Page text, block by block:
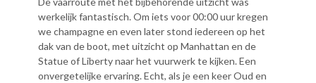
werkelijk fantastisch. Om iets voor 00:00 uur kregen
we champagne en even later stond iedereen op het
dak van de boot, met uitzicht op Manhattan en de
Statue of Liberty naar het vuurwerk te kijken. Een
onvergetelijke ervaring. Echt, als je een keer Oud en